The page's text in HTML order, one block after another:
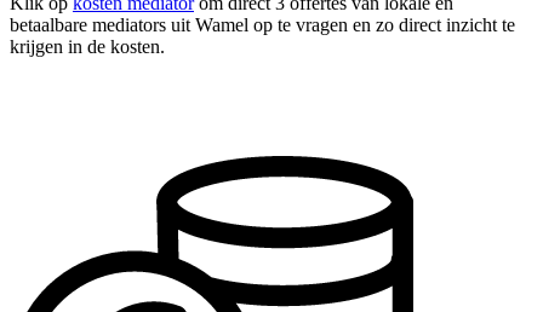
betaalbare mediators uit Wamel op te vragen en zo direct inzicht te
krijgen in de kosten.